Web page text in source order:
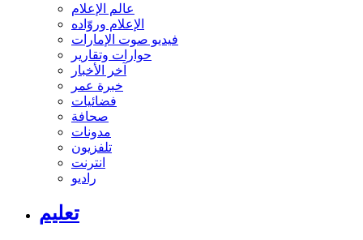
عالم الإعلام
الإعلام وروّاده
فيديو صوت الإمارات
حوارات وتقارير
آخر الأخبار
خبرة عمر
فضائيات
صحافة
مدونات
تلفزيون
انترنت
راديو
تعليم